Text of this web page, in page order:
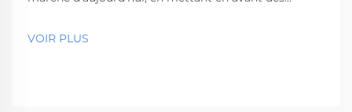
principaux fournisseurs de services, reflétant la
VOIR PLUS